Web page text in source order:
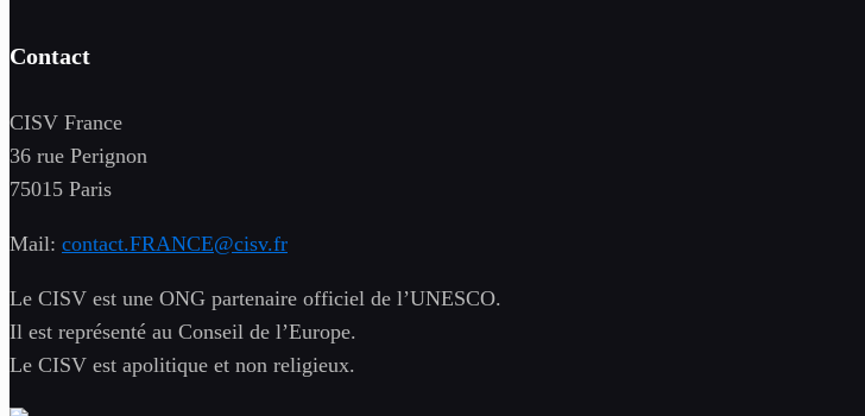
Contact
CISV France
36 rue Perignon
75015 Paris
Mail: contact.FRANCE@cisv.fr
Le CISV est une ONG partenaire officiel de l’UNESCO.
Il est représenté au Conseil de l’Europe.
Le CISV est apolitique et non religieux.